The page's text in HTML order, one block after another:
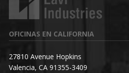
OFICINAS EN CALIFORNIA
27810 Avenue Hopkins
Valencia, CA 91355-3409